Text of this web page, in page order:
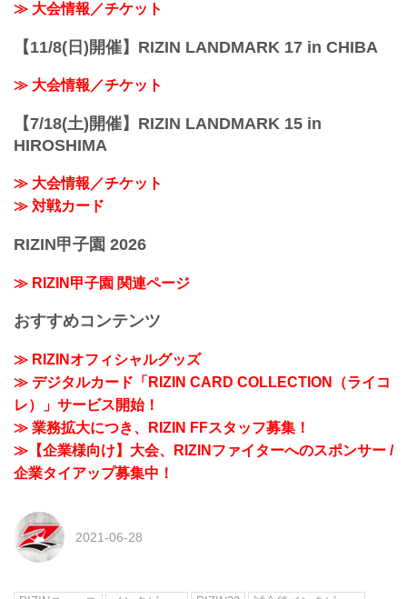
≫ 大会情報／チケット
【11/8(日)開催】RIZIN LANDMARK 17 in CHIBA
≫ 大会情報／チケット
【7/18(土)開催】RIZIN LANDMARK 15 in
HIROSHIMA
≫ 大会情報／チケット
≫ 対戦カード
RIZIN甲子園 2026
≫ RIZIN甲子園 関連ページ
おすすめコンテンツ
≫ RIZINオフィシャルグッズ
≫ デジタルカード「RIZIN CARD COLLECTION（ライコ
レ）」サービス開始！
≫ 業務拡大につき、RIZIN FFスタッフ募集！
≫【企業様向け】大会、RIZINファイターへのスポンサー /
企業タイアップ募集中！
2021-06-28